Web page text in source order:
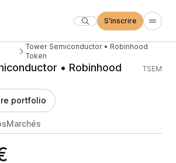
S'inscrire
Tower Semiconductor • Robinhood
Token
• Robinhood
TSEM
portfolio
Marchés